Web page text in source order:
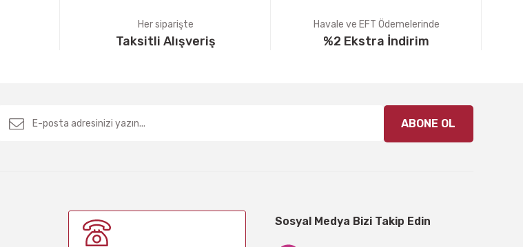
Her siparişte
Taksitli Alışveriş
Havale ve EFT Ödemelerinde
%2 Ekstra İndirim
ABONE OL
Sosyal Medya Bizi Takip Edin